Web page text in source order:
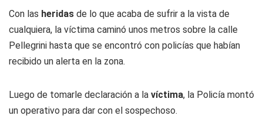
Con las heridas de lo que acaba de sufrir a la vista de
cualquiera, la víctima caminó unos metros sobre la calle
Pellegrini hasta que se encontró con policías que habían
recibido un alerta en la zona.
Luego de tomarle declaración a la víctima, la Policía montó
un operativo para dar con el sospechoso.